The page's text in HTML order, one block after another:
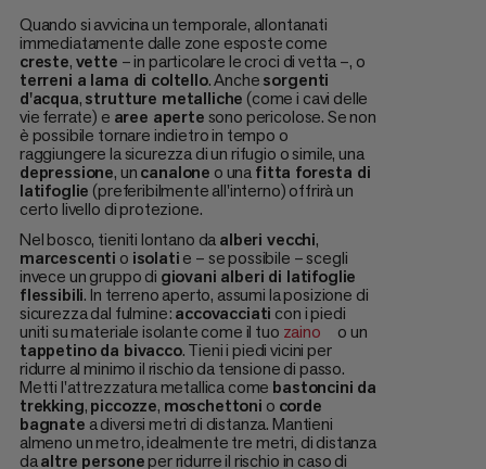
Quando si avvicina un temporale, allontanati
immediatamente dalle zone esposte come
creste,vette – in particolare le croci di vetta –, o
terreni a lama di coltello. Anchesorgenti
d'acqua,strutture metalliche (come i cavi delle
vie ferrate) e aree apertesono pericolose. Se non
è possibile tornare indietro in tempo o
raggiungere la sicurezza di un rifugio o simile, una
depressione, uncanalone o unafitta foresta di
latifoglie (preferibilmente all'interno) offrirà un
certo livello di protezione.
Nel bosco, tieniti lontano daalberi vecchi,
marcescenti o isolatie – se possibile – scegli
invece un gruppo di giovani alberi di latifoglie
flessibili. In terreno aperto, assumi la posizione di
sicurezza dal fulmine:accovacciati con i piedi
uniti su materiale isolante come il tuo zaino
o un
tappetino da bivacco. Tieni i piedi vicini per
ridurre al minimo il rischio da tensione di passo.
Metti l'attrezzatura metallica come bastoncini da
trekking,piccozze, moschettoni o corde
bagnate a diversi metri di distanza. Mantieni
almeno un metro, idealmente tre metri, di distanza
daaltre personeper ridurre il rischio in caso di